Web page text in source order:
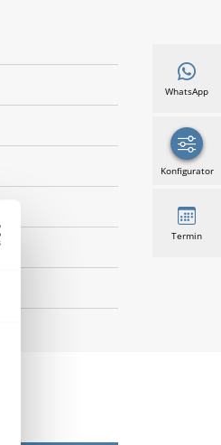
WhatsApp
Konfigurator
Termin